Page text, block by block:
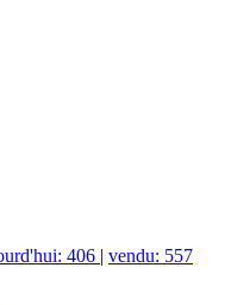
406 | vendu: 557